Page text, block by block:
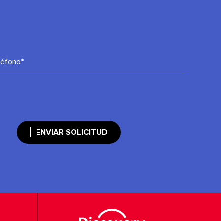
ENVIAR SOLICITUD